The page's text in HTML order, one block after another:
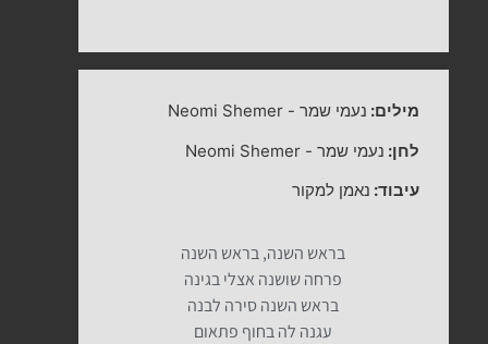
מילים: נעמי שמר -
Neomi Shemer
לחן: נעמי שמר -
Neomi Shemer
עיבוד: נאמן למקור
בראש השנה, בראש השנה
פרחה שושנה אצלי בגינה
בראש השנה סירה לבנה
עגנה לה בחוף פתאום